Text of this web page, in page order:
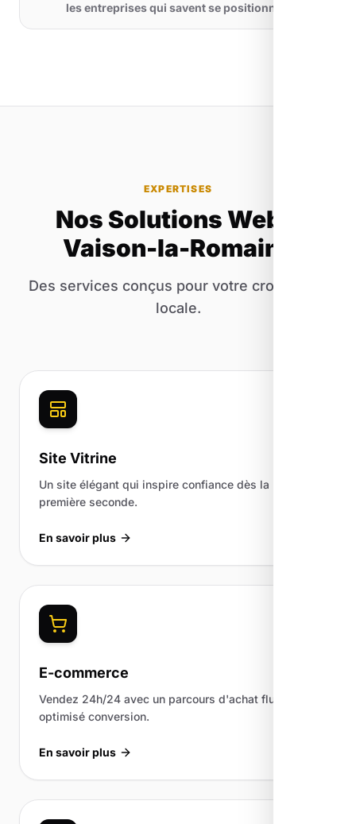
les entreprises qui savent se positionner.
EXPERTISES
Nos Solutions Web à
Vaison-la-Romaine
Des services conçus pour votre croissance
locale.
Site Vitrine
Un site élégant qui inspire confiance dès la
première seconde.
En savoir plus
E-commerce
Vendez 24h/24 avec un parcours d'achat fluide et
optimisé conversion.
En savoir plus